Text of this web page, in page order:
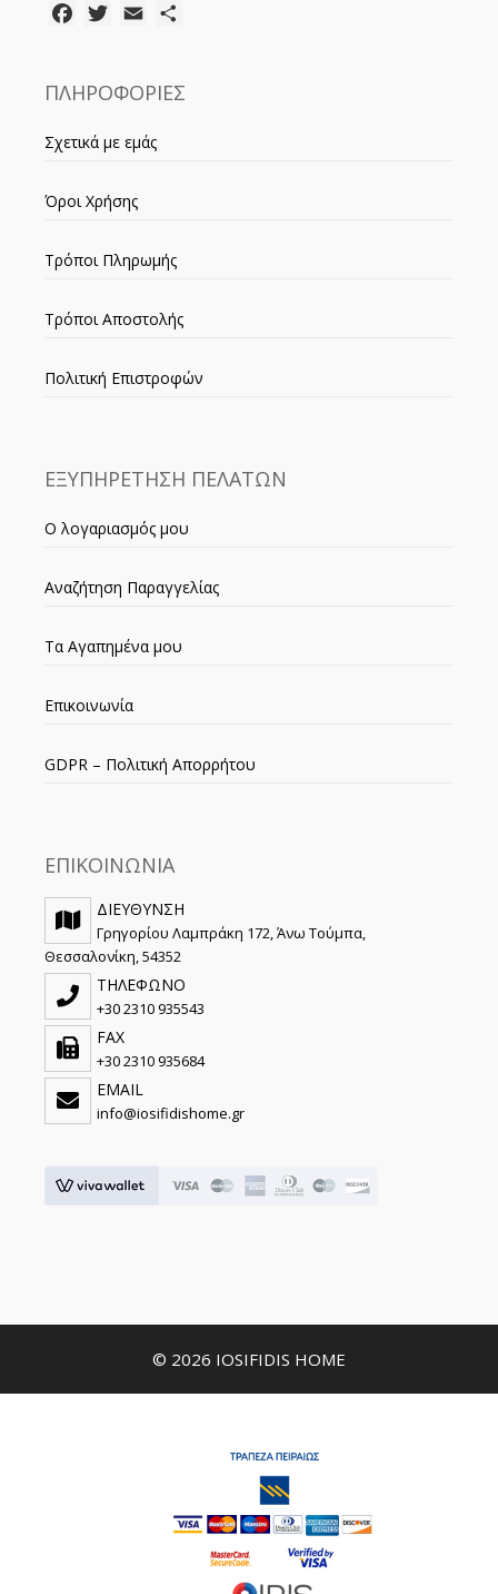
FacebookTwitter
Email
ΠΛΗΡΟΦΟΡΙΕΣ
Σχετικά με εμάς
Όροι Χρήσης
Τρόποι Πληρωμής
Τρόποι Αποστολής
Πολιτική Επιστροφών
ΕΞΥΠΗΡΕΤΗΣΗ ΠΕΛΑΤΩΝ
Ο λογαριασμός μου
Αναζήτηση Παραγγελίας
Τα Αγαπημένα μου
Επικοινωνία
GDPR – Πολιτική Απορρήτου
ΕΠΙΚΟΙΝΩΝΙΑ
ΔΙΕΥΘΥΝΣΗ
Γρηγορίου Λαμπράκη 172, Άνω Τούμπα,
Θεσσαλονίκη, 54352
ΤΗΛΕΦΩΝΟ
+30 2310 935543
FAX
+30 2310 935684
EMAIL
info@iosifidishome.gr
© 2026 IOSIFIDIS HOME